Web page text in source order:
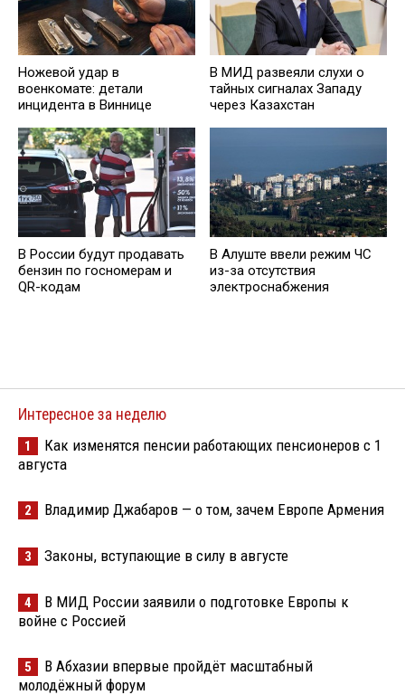
Ножевой удар в
военкомате: детали
инцидента в Виннице
В МИД развеяли слухи о
тайных сигналах Западу
через Казахстан
В России будут продавать
бензин по госномерам и
QR-кодам
В Алуште ввели режим ЧС
из-за отсутствия
электроснабжения
Интересное за неделю
1
Как изменятся пенсии работающих пенсионеров с 1
августа
2 Владимир Джабаров — о том, зачем Европе Армения
3 Законы, вступающие в силу в августе
4
В МИД России заявили о подготовке Европы к
войне с Россией
5
В Абхазии впервые пройдёт масштабный
молодёжный форум